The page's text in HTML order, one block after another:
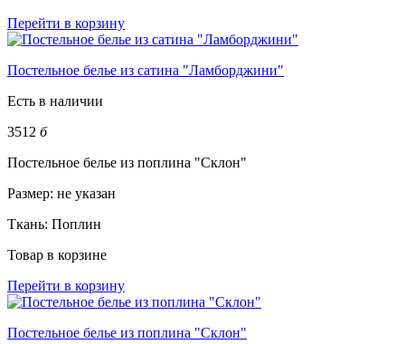
Перейти в корзину
Постельное белье из сатина "Ламборджини"
Есть в наличии
3512 б
Постельное белье из поплина "Склон"
Размер: не указан
Ткань: Поплин
Товар в корзине
Перейти в корзину
Постельное белье из поплина "Склон"